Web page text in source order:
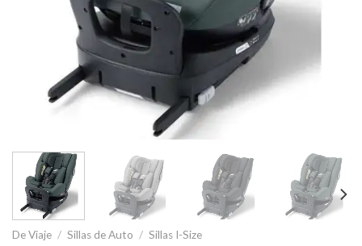
De Viaje / Sillas de Auto / Sillas I-Size